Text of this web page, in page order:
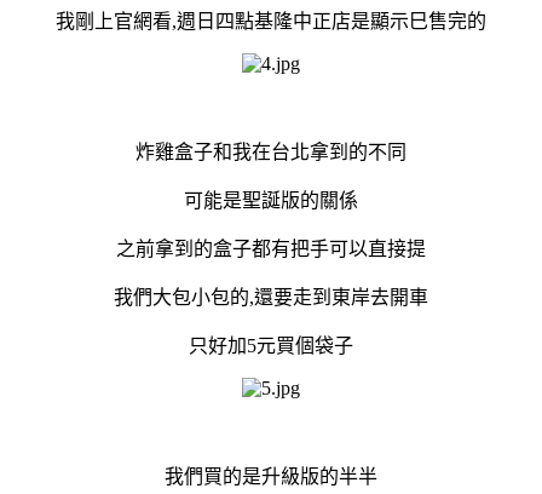
我剛上官網看,週日四點基隆中正店是顯示巳售完的
炸雞盒子和我在台北拿到的不同
可能是聖誕版的關係
之前拿到的盒子都有把手可以直接提
我們大包小包的,還要走到東岸去開車
只好加5元買個袋子
我們買的是升級版的半半